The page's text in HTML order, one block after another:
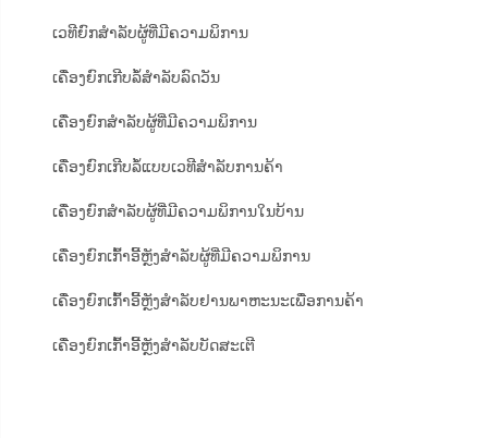
ເວທີຍົກສຳລັບຜູ້ທີ່ມີຄວາມພິການ
ເຄື່ອງຍົກເກີບລໍ້ສຳລັບລົດວັນ
ເຄື່ອງຍົກສຳລັບຜູ້ທີ່ມີຄວາມພິການ
ເຄື່ອງຍົກເກີບລໍ້ແບບເວທີສຳລັບການຄ້າ
ເຄື່ອງຍົກສຳລັບຜູ້ທີ່ມີຄວາມພິການໃນບ້ານ
ເຄື່ອງຍົກເກົ້າອີ້ຫຼັງສຳລັບຜູ້ທີ່ມີຄວາມພິການ
ເຄື່ອງຍົກເກົ້າອີ້ຫຼັງສຳລັບຢານພາຫະນະເພື່ອການຄ້າ
ເຄື່ອງຍົກເກົ້າອີ້ຫຼັງສຳລັບບັດສະເຕີ